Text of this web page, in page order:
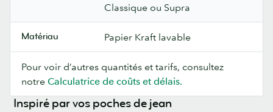
Classique ou Supra
Matériau Papier Kraft lavable
Pour voir d’autres quantités et tarifs, consultez
notre Calculatrice de coûts et délais.
Inspiré par vos poches de jean